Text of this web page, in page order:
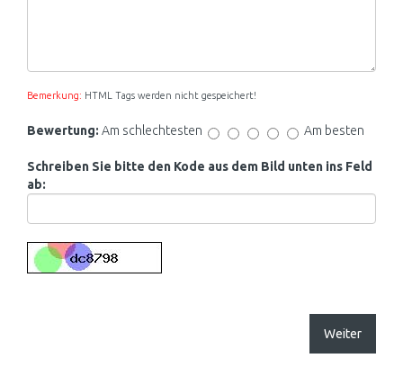
Bemerkung: HTML Tags werden nicht gespeichert!
Bewertung: Am schlechtesten Am besten
Schreiben Sie bitte den Kode aus dem Bild unten ins Feld
ab:
Weiter